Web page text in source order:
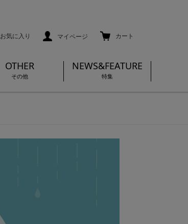
お気に入り
マイページ カート
OTHER
その他
NEWS&FEATURE
特集